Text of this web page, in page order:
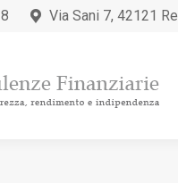
Via Sani 7, 42121